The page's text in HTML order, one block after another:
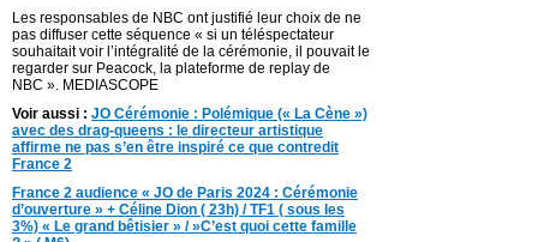
Les responsables de NBC ont justifié leur choix de ne
pas diffuser cette séquence « si un téléspectateur
souhaitait voir l’intégralité de la cérémonie, il pouvait le
regarder sur Peacock, la plateforme de replay de
NBC ». MEDIASCOPE
Voir aussi : JO Cérémonie : Polémique (« La Cène »)
avec des drag-queens : le directeur artistique
affirme ne pas s’en être inspiré ce que contredit
France 2
France 2 audience « JO de Paris 2024 : Cérémonie
d’ouverture » + Céline Dion ( 23h) / TF1 ( sous les
3%) « Le grand bêtisier » / »C’est quoi cette famille